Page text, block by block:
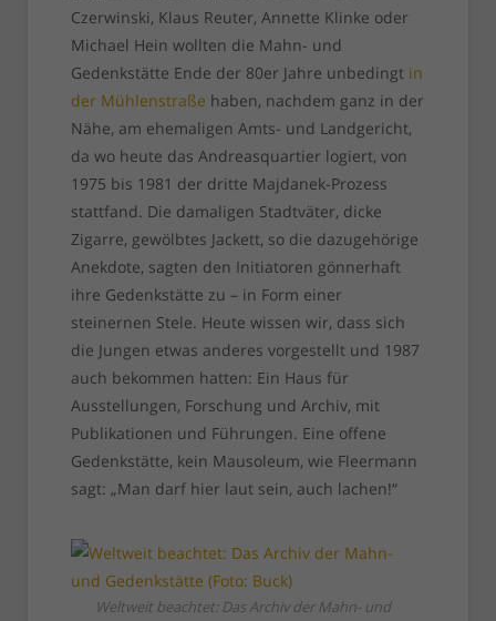
Czerwinski, Klaus Reuter, Annette Klinke oder
Michael Hein wollten die Mahn- und
Gedenkstätte Ende der 80er Jahre unbedingt in
der Mühlenstraße haben, nachdem ganz in der
Nähe, am ehemaligen Amts- und Landgericht,
da wo heute das Andreasquartier logiert, von
1975 bis 1981 der dritte Majdanek-Prozess
stattfand. Die damaligen Stadtväter, dicke
Zigarre, gewölbtes Jackett, so die dazugehörige
Anekdote, sagten den Initiatoren gönnerhaft
ihre Gedenkstätte zu – in Form einer
steinernen Stele. Heute wissen wir, dass sich
die Jungen etwas anderes vorgestellt und 1987
auch bekommen hatten: Ein Haus für
Ausstellungen, Forschung und Archiv, mit
Publikationen und Führungen. Eine offene
Gedenkstätte, kein Mausoleum, wie Fleermann
sagt: „Man darf hier laut sein, auch lachen!“
Weltweit beachtet: Das Archiv der Mahn- und